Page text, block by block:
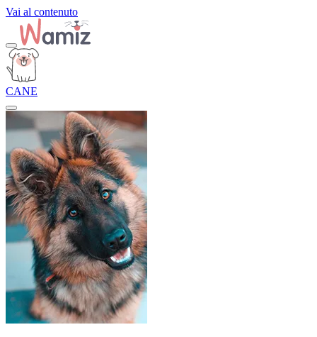
Vai al contenuto
CANE